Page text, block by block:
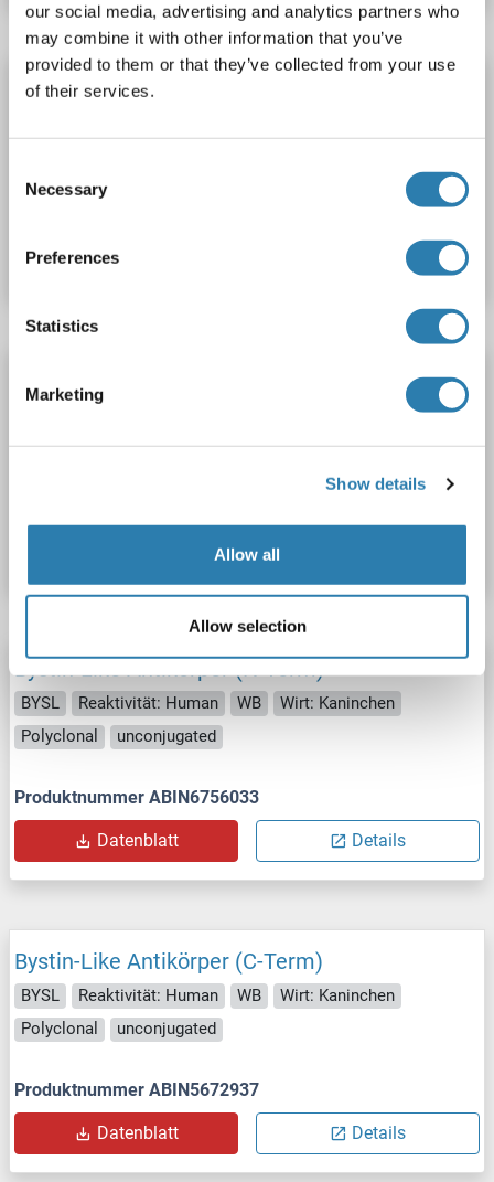
our social media, advertising and analytics partners who
may combine it with other information that you’ve
provided to them or that they’ve collected from your use
of their services.
Selection
Necessary
Preferences
Statistics
Marketing
Show details
Allow all
Allow selection
Bystin-Like Antikörper (AA 1-324)
Datenblatt
Reaktivität: Human, Maus
Wirt: Kaninchen
Polyclonal unconjugated
Bystin-Like Antikörper (N-Term)
BYSL Reaktivität: Human WB
Wirt: Kaninchen
Polyclonal
unconjugated
Produktnummer ABIN6756033
Datenblatt Details
Bystin-Like Antikörper (C-Term)
BYSL Reaktivität: Human WB
Wirt: Kaninchen
Polyclonal
unconjugated
Produktnummer ABIN5672937
Datenblatt Details